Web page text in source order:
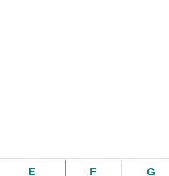
E F G